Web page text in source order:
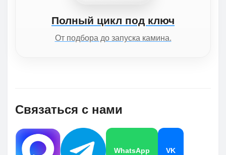
Полный цикл под ключ
От подбора до запуска камина.
Связаться с нами
WhatsApp VK